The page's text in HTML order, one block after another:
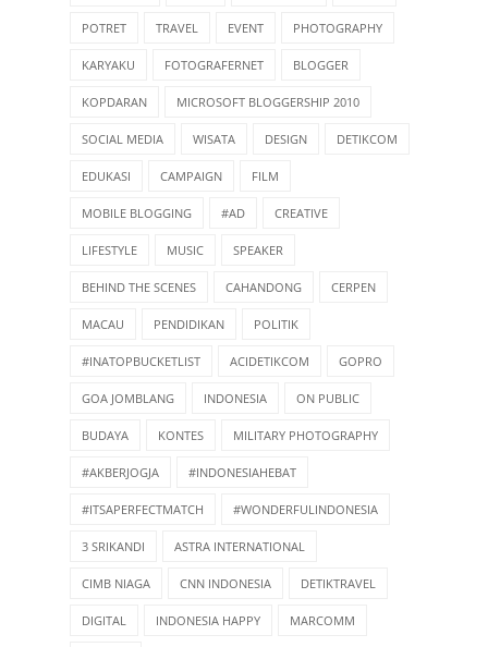
POTRET TRAVEL EVENT PHOTOGRAPHY
KARYAKU FOTOGRAFERNET BLOGGER
KOPDARAN MICROSOFT BLOGGERSHIP 2010
SOCIAL MEDIA WISATA DESIGN DETIKCOM
EDUKASI CAMPAIGN FILM
MOBILE BLOGGING #AD CREATIVE
LIFESTYLE MUSIC SPEAKER
BEHIND THE SCENES CAHANDONG CERPEN
MACAU PENDIDIKAN POLITIK
#INATOPBUCKETLIST ACIDETIKCOM GOPRO
GOA JOMBLANG INDONESIA ON PUBLIC
BUDAYA KONTES MILITARY PHOTOGRAPHY
#AKBERJOGJA #INDONESIAHEBAT
#ITSAPERFECTMATCH #WONDERFULINDONESIA
3 SRIKANDI ASTRA INTERNATIONAL
CIMB NIAGA CNN INDONESIA DETIKTRAVEL
DIGITAL INDONESIA HAPPY MARCOMM